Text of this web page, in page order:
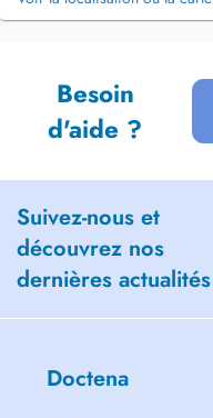
Besoin
d'aide ?
Suivez-nous et
découvrez nos
dernières actualités
Doctena